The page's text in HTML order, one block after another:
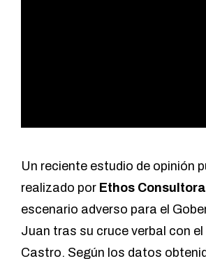
Un reciente estudio de opinión
realizado por Ethos Consultora
escenario adverso para el
Juan tras su cruce verbal con
Castro. Según los datos